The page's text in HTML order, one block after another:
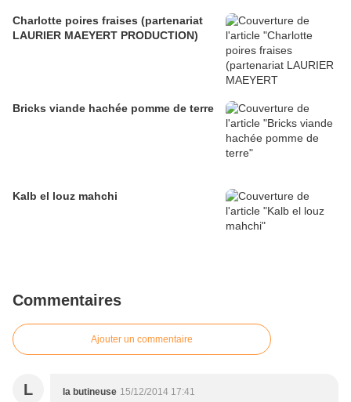
Charlotte poires fraises (partenariat
LAURIER MAEYERT PRODUCTION)
Bricks viande hachée pomme de terre
Kalb el louz mahchi
Commentaires
Ajouter un commentaire
L la butineuse 15/12/2014 17:41